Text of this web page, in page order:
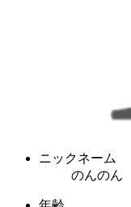
ニックネーム
のんのん